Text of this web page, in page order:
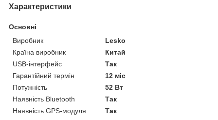
Характеристики
Основні
Виробник
Lesko
Країна виробник
Китай
USB-інтерфейс
Так
Гарантійний термін
12 міс
Потужність
52 Вт
Наявність Bluetooth
Так
Наявність GPS-модуля
Так